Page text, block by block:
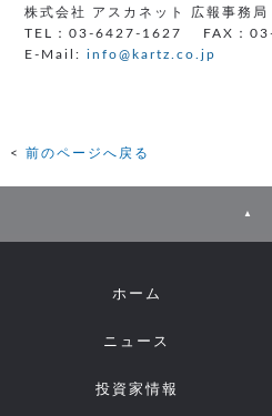
株式会社 アスカネット 広報事務
TEL：03-6427-1627 FAX：
E-Mail:info@kartz.co.jp
前のページへ戻る
▲
ホーム
ニュース
投資家情報